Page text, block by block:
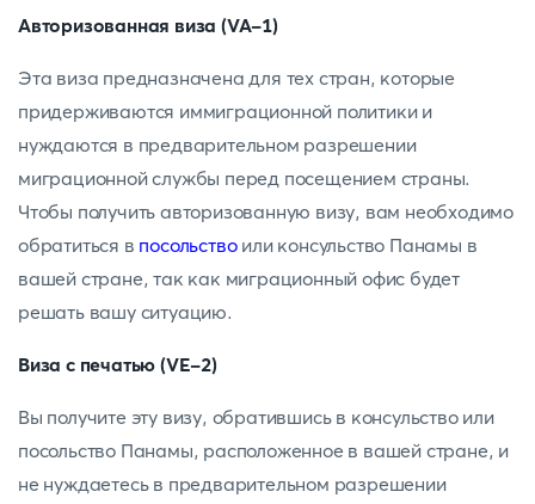
Авторизованная виза (VA-1)
Эта виза предназначена для тех стран, которые
придерживаются иммиграционной политики и
нуждаются в предварительном разрешении
миграционной службы перед посещением страны.
Чтобы получить авторизованную визу, вам необходимо
обратиться в посольствоили консульство Панамы в
вашей стране, так как миграционный офис будет
решать вашу ситуацию.
Виза с печатью (VE-2)
Вы получите эту визу, обратившись в консульство или
посольство Панамы, расположенное в вашей стране, и
не нуждаетесь в предварительном разрешении